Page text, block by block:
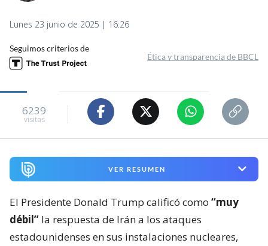
Lunes 23 junio de 2025 | 16:26
Seguimos criterios de
Ética y transparencia de BBCL
6239
visitas
VER RESUMEN
El Presidente Donald Trump calificó como “muy
débil” la respuesta de Irán a los ataques
estadounidenses en sus instalaciones nucleares,